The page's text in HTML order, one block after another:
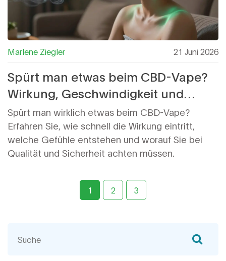
Marlene Ziegler 21 Juni 2026
Spürt man etwas beim CBD-Vape?
Wirkung, Geschwindigkeit und
echte Erfahrungen
Spürt man wirklich etwas beim CBD-Vape?
Erfahren Sie, wie schnell die Wirkung eintritt,
welche Gefühle entstehen und worauf Sie bei
Qualität und Sicherheit achten müssen.
1 2 3